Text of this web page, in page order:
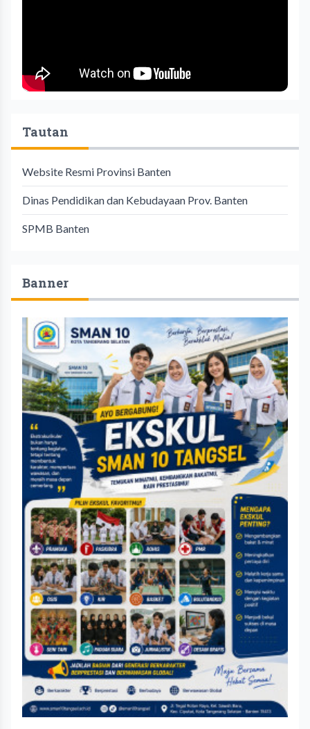
Tautan
Website Resmi Provinsi Banten
Dinas Pendidikan dan Kebudayaan Prov. Banten
SPMB Banten
Banner